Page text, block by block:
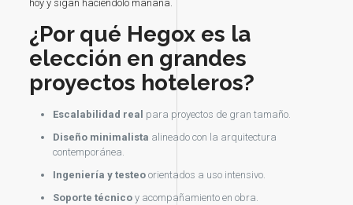
hoy y sigan haciéndolo mañana.
¿Por qué Hegox es la
elección en grandes
proyectos hoteleros?
Escalabilidad real para proyectos de gran tamaño.
Diseño minimalista alineado con la arquitectura
contemporánea.
Ingeniería y testeoorientados a uso intensivo.
Soporte técnicoy acompañamiento en obra.